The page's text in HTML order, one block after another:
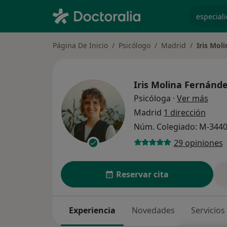
Página De Inicio Psicólogo Madrid Iris
Iris Molina
Psicóloga · Ver más
Madrid 1 dirección
Núm. Colegiado: M-
29 opiniones
Reservar cita
Experiencia Novedades